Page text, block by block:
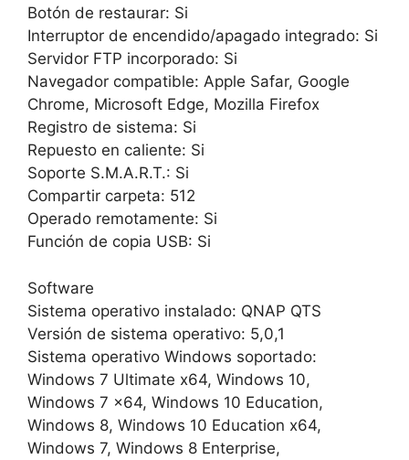
Botón de restaurar: Si
Interruptor de encendido/apagado integrado: Si
Servidor FTP incorporado: Si
Navegador compatible: Apple Safar, Google
Chrome, Microsoft Edge, Mozilla Firefox
Registro de sistema: Si
Repuesto en caliente: Si
Soporte S.M.A.R.T.: Si
Compartir carpeta: 512
Operado remotamente: Si
Función de copia USB: Si
Software
Sistema operativo instalado: QNAP QTS
Versión de sistema operativo: 5,0,1
Sistema operativo Windows soportado:
Windows 7 Ultimate x64, Windows 10,
Windows 7 x64, Windows 10 Education,
Windows 8, Windows 10 Education x64,
Windows 7, Windows 8 Enterprise,